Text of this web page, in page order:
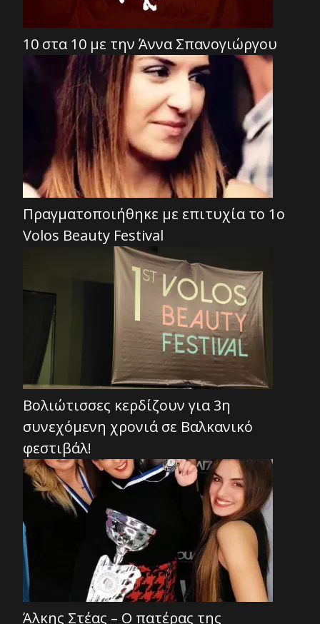
10 στα 10 με την Άννα Σπανογιώργου
Πραγματοποιήθηκε με επιτυχία το 1ο
Volos Beauty Festival
Βολιώτισσες κερδίζουν για 3η
συνεχόμενη χρονιά σε Βαλκανικό
φεστιβάλ!
Άλκης Στέας – Ο πατέρας της